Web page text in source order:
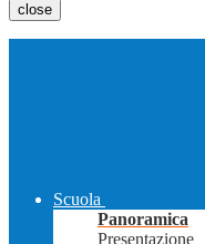
close
Scuola
Panoramica
Presentazione